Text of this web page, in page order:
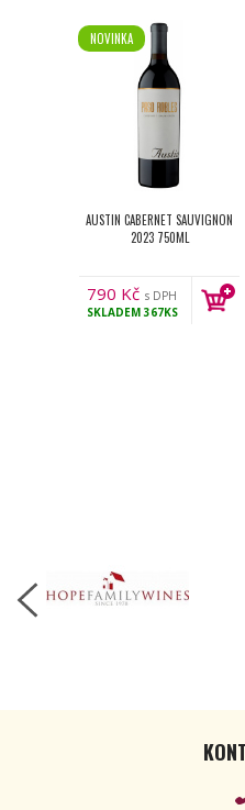
NOVINKA
AUSTIN CABERNET SAUVIGNON
2023 750ML
790 Kč s DPH
SKLADEM367KS